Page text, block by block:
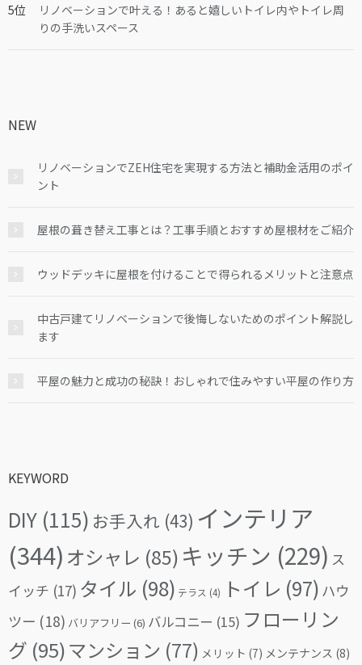
リノベーションで叶える！あると嬉しいトイレ内やトイレ周
りの手洗いスペース
NEW
リノベーションでZEH住宅を実現する方法と補助金活用のポイ
ント
屋根の葺き替え工事とは？工事手順とおすすめ屋根材をご紹介
ウッドデッキに屋根を付けることで得られるメリットと注意点
中古戸建てリノベーションで後悔しないためのポイント解説し
ます
平屋の魅力と成功の秘訣！おしゃれで住みやすい平屋の作り方
KEYWORD
DIY (115) お手入れ (43) インテリア
(344) オシャレ (85) キッチン (229) ス
イッチ (17) タイル (98) テラス (4) トイレ (97) ハウ
ツー (18) バリアフリー (6) バルコニー (15) フローリン
グ (95)マンション (77) メリット (7) メンテナンス (8)